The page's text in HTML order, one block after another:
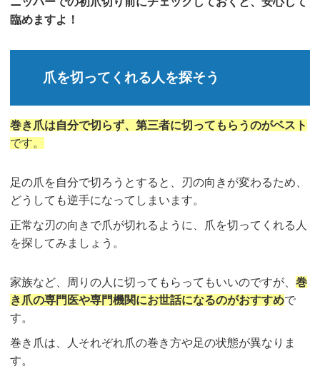
臨めますよ！
爪を切ってくれる人を探そう
巻き爪は自分で切らず、第三者に切ってもらうのがベスト
です。
足の爪を自分で切ろうとすると、刃の向きが変わるため、
どうしても逆手になってしまいます。
正常な刃の向きで爪が切れるように、爪を切ってくれる人
を探してみましょう。
家族など、周りの人に切ってもらってもいいのですが、巻
き爪の専門医や専門機関にお世話になるのがおすすめで
す。
巻き爪は、人それぞれ爪の巻き方や足の状態が異なりま
す。